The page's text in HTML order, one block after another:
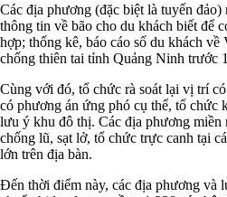
Các địa phương (đặc biệt là tuyến
thông tin về bão cho du khách biết để
hợp; thống kê, báo cáo số du khách
chống thiên tai tỉnh Quảng Ninh trước
Cùng với đó, tổ chức rà soát lại vị trí
có phương án ứng phó cụ thể, tổ chức
lưu ý khu đô thị. Các địa phương miền
chống lũ, sạt lở, tổ chức trực canh tại
lớn trên địa bàn.
Đến thời điểm này, các địa phương và